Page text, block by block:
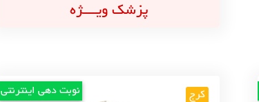
پزشک ویــــژه
کرج نوبت دهی اینترنتی